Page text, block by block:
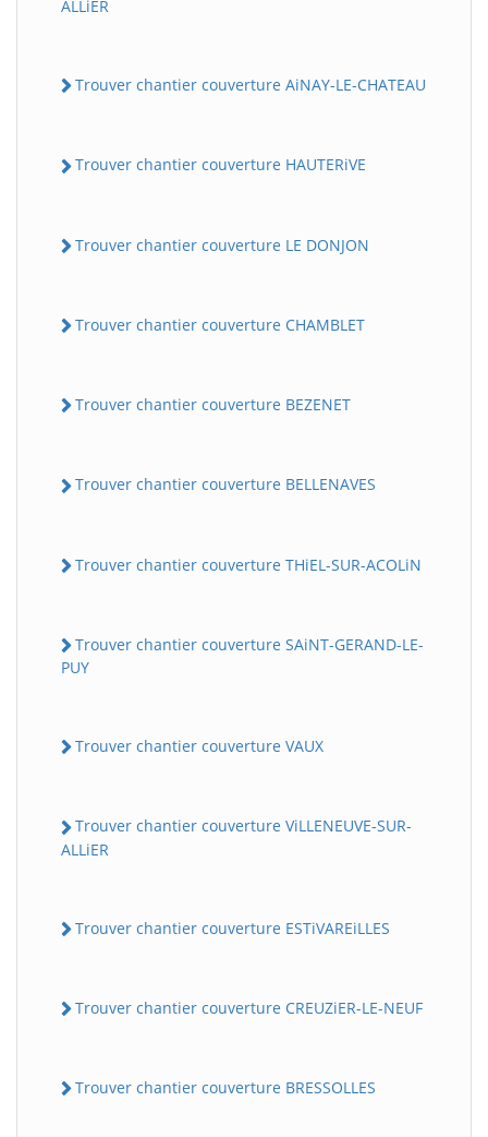
ALLiER
Trouver chantier couverture AiNAY-LE-CHATEAU
Trouver chantier couverture HAUTERiVE
Trouver chantier couverture LE DONJON
Trouver chantier couverture CHAMBLET
Trouver chantier couverture BEZENET
Trouver chantier couverture BELLENAVES
Trouver chantier couverture THiEL-SUR-ACOLiN
Trouver chantier couverture SAiNT-GERAND-LE-
PUY
Trouver chantier couverture VAUX
Trouver chantier couverture ViLLENEUVE-SUR-
ALLiER
Trouver chantier couverture ESTiVAREiLLES
Trouver chantier couverture CREUZiER-LE-NEUF
Trouver chantier couverture BRESSOLLES